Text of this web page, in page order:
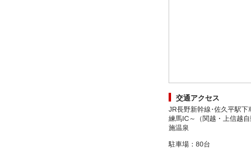
交通アクセス
JR長野新幹線･佐久平駅下
練馬IC～（関越・上信越
施温泉
駐車場：80台